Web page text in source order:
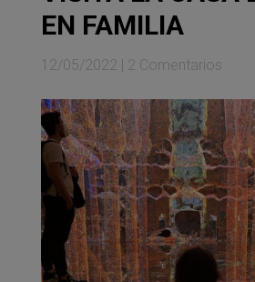
EN FAMILIA
12/05/2022 2 Comentarios